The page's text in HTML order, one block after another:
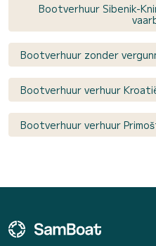
Bootverhuur Sibenik-
Bootverhuur zonder
Bootverhuur verhuur
Bootverhuur verhuur